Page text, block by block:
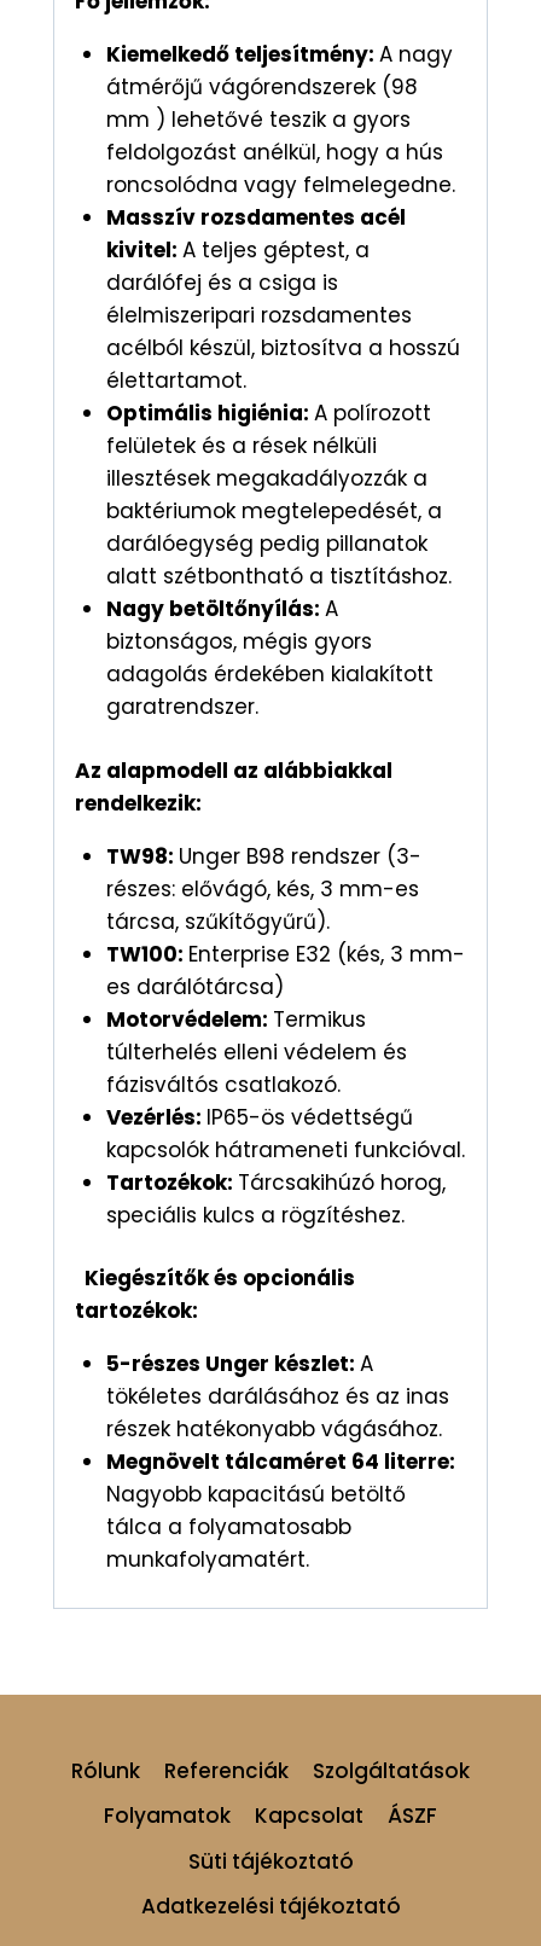
Kiemelkedő teljesítmény: A nagy
átmérőjű vágórendszerek (98
mm ) lehetővé teszik a gyors
feldolgozást anélkül, hogy a hús
roncsolódna vagy felmelegedne.
Masszív rozsdamentes acél
kivitel: A teljes géptest, a
darálófej és a csiga is
élelmiszeripari rozsdamentes
acélból készül, biztosítva a hosszú
élettartamot.
Optimális higiénia: A polírozott
felületek és a rések nélküli
illesztések megakadályozzák a
baktériumok megtelepedését, a
darálóegység pedig pillanatok
alatt szétbontható a tisztításhoz.
Nagy betöltőnyílás: A
biztonságos, mégis gyors
adagolás érdekében kialakított
garatrendszer.
Az alapmodell az alábbiakkal
rendelkezik:
TW98: Unger B98 rendszer (3-
részes: elővágó, kés, 3 mm-es
tárcsa, szűkítőgyűrű).
TW100: Enterprise E32 (kés, 3 mm-
es darálótárcsa)
Motorvédelem: Termikus
túlterhelés elleni védelem és
fázisváltós csatlakozó.
Vezérlés: IP65-ös védettségű
kapcsolók hátrameneti funkcióval.
Tartozékok: Tárcsakihúzó horog,
speciális kulcs a rögzítéshez.
Kiegészítők és opcionális
tartozékok:
5-részes Unger készlet: A
tökéletes darálásához és az inas
részek hatékonyabb vágásához.
Megnövelt tálcaméret 64 literre:
Nagyobb kapacitású betöltő
tálca a folyamatosabb
munkafolyamatért.
Rólunk Referenciák
Szolgáltatások
Folyamatok
Kapcsolat
ÁSZF
Süti tájékoztató
Adatkezelési tájékoztató